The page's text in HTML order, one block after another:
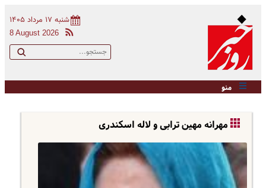
شنبه ۱۷ مرداد ۱۴۰۵
8 August 2026
منو
مهرانه مهین ترابی و لاله اسکندری